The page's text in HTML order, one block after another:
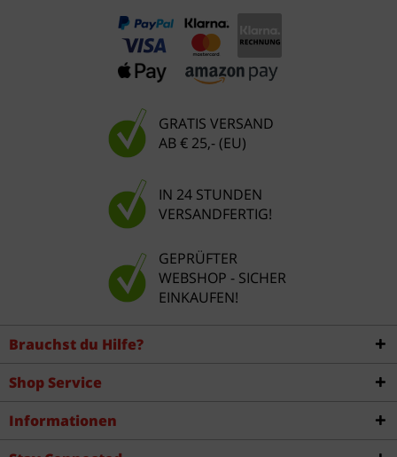
GRATIS VERSAND
AB € 25,- (EU)
IN 24 STUNDEN
VERSANDFERTIG!
GEPRÜFTER
WEBSHOP - SICHER
EINKAUFEN!
Brauchst du Hilfe?
Shop Service
Informationen